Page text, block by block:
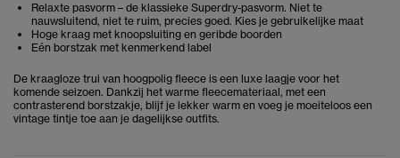
Relaxte pasvorm – de klassieke Superdry-pasvorm. Niet te
nauwsluitend, niet te ruim, precies goed. Kies je gebruikelijke maat
Hoge kraag met knoopsluiting en geribde boorden
Eén borstzak met kenmerkend label
De kraagloze trui van hoogpolig fleece is een luxe laagje voor het
komende seizoen. Dankzij het warme fleecemateriaal, met een
contrasterend borstzakje, blijf je lekker warm en voeg je moeiteloos een
vintage tintje toe aan je dagelijkse outfits.